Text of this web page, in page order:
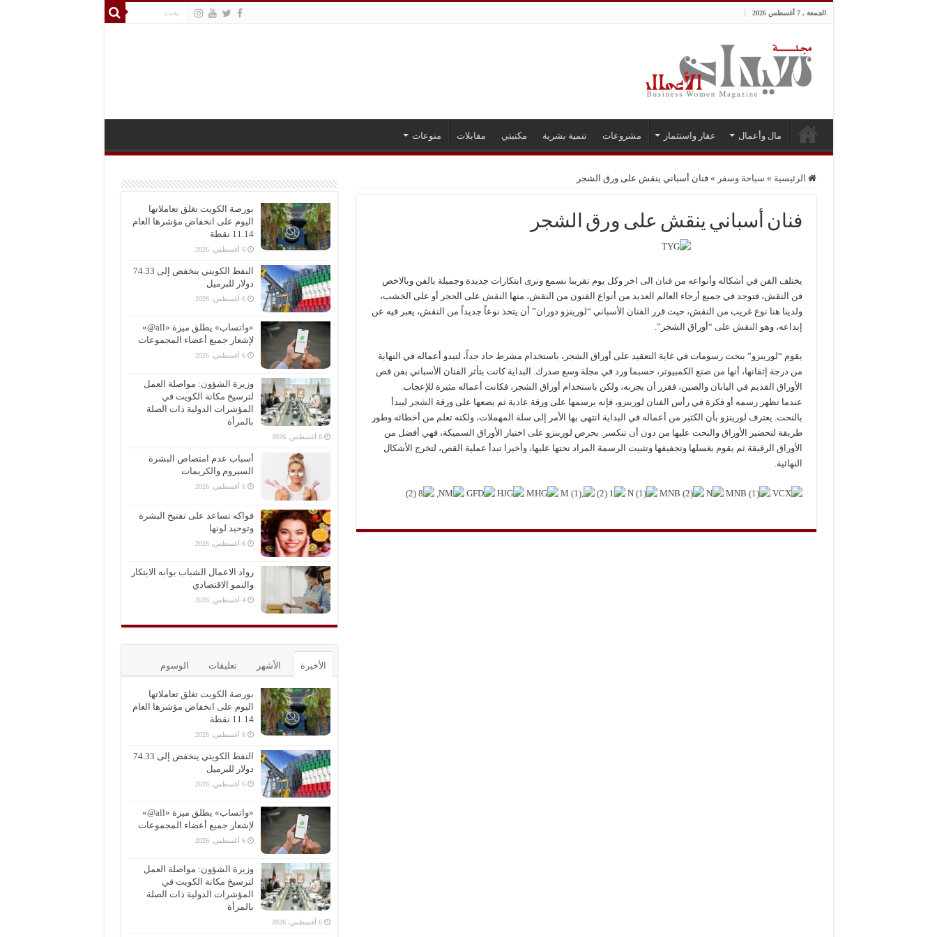
الجمعة , 7 أغسطس 2026
مال وأعمال عقار واستثمار مشروعات تنمية بشرية مكتبتي مقابلات منوعات
الرئيسية » سياحة وسفر » فنان أسباني ينقش على ورق الشجر
فنان أسباني ينقش على ورق الشجر
يختلف الفن في أشكاله وأنواعه منفنان الى اخر وكل يوم تقريبا نسمع ونرى ابتكارات جديدة وجميلة بالفن وبالاخص
فن النقش، فتوجد في جميع أرجاء العالم العديد من أنواع الفنون من النقش، منها النقش على الحجر أو على الخشب،
ولدينا هنا نوع غريب من النقش، حيث قرر الفنان الأسباني “لورينزو دوران” أن يتخذ نوعاً جديداً من النقش، يعبر فيه عن
إبداعه، وهو النقش على “أوراق الشجر”.
يقوم “لورينزو” بنحت رسومات في غاية التعقيد على أوراق الشجر، باستخدام مشرط حاد جداً، لتبدو أعماله في النهاية
من درجة إتقانها، أنها من صنع الكمبيوتر، حسبما ورد في مجلة وسع صدرك. البداية كانت بتأثر الفنان الأسباني بفن قص
الأوراق القديم في اليابان والصين، فقرر أن يجربه، ولكن باستخدام أوراق الشجر، فكانت أعماله مثيرة للإعجاب.
عندما تظهر رسمه أو فكرة في رأس الفنان لورينزو، فإنه يرسمها على ورقة عادية ثم يضعها على ورقة الشجر ليبدأ
بالنحت. يعترف لورينزو بأن الكثير من أعماله في البداية انتهى بها الأمر إلى سلة المهملات، ولكنه تعلم من أخطائه وطور
طريقة لتحضير الأوراق والنحت عليها من دون أن تنكسر. يحرص لورينزو على اختيار الأوراق السميكة، فهي أفضل من
الأوراق الرقيقة ثم يقوم بغسلها وتجفيفها وتثبيت الرسمة المراد نحتها عليها، وأخيرا تبدأ عملية القص، لتخرج الأشكال
النهائية.
بورصة الكويت تغلق تعاملاتها
اليوم على انخفاض مؤشرها العام
11.14 نقطة
6 أغسطس، 2026
النفط الكويتي ينخفض إلى 74.33
دولار للبرميل
6 أغسطس، 2026
«واتساب» يطلق ميزة «all@»
لإشعار جميع أعضاء المجموعات
6 أغسطس، 2026
وزيرة الشؤون: مواصلة العمل
لترسيخ مكانة الكويت في
المؤشرات الدولية ذات الصلة
بالمرأة
6 أغسطس، 2026
أسباب عدم امتصاص البشرة
السيروم والكريمات
6 أغسطس، 2026
فواكه تساعد على تفتيح البشرة
وتوحيد لونها
6 أغسطس، 2026
رواد الاعمال الشباب بوابه الابتكار
والنمو الاقتصادي
4 أغسطس، 2026
الأخيرة الأشهر تعليقات الوسوم
بورصة الكويت تغلق تعاملاتها
اليوم على انخفاض مؤشرها العام
11.14 نقطة
6 أغسطس، 2026
النفط الكويتي ينخفض إلى 74.33
دولار للبرميل
6 أغسطس، 2026
«واتساب» يطلق ميزة «all@»
لإشعار جميع أعضاء المجموعات
6 أغسطس، 2026
وزيرة الشؤون: مواصلة العمل
لترسيخ مكانة الكويت في
المؤشرات الدولية ذات الصلة
بالمرأة
6 أغسطس، 2026